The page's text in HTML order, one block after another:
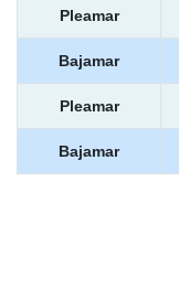
Pleamar
Bajamar
Pleamar
Bajamar